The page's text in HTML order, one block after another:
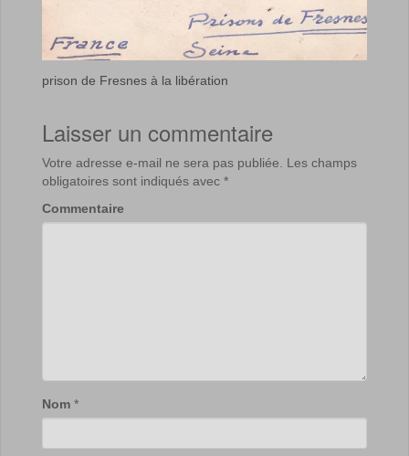
prison de Fresnes à la libération
Laisser un commentaire
Votre adresse e-mail ne sera pas publiée.
Les champs
obligatoires sont indiqués avec *
Commentaire
Nom *